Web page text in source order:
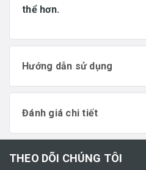
thể hơn.
Hướng dẫn sử dụng
Đánh giá chi tiết
THEO DÕI CHÚNG TÔI